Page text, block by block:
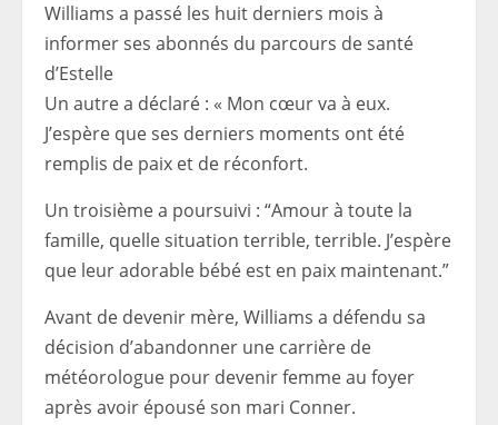
Williams a passé les huit derniers mois à
informer ses abonnés du parcours de santé
d’Estelle
Un autre a déclaré : « Mon cœur va à eux.
J’espère que ses derniers moments ont été
remplis de paix et de réconfort.
Un troisième a poursuivi : “Amour à toute la
famille, quelle situation terrible, terrible. J’espère
que leur adorable bébé est en paix maintenant.”
Avant de devenir mère, Williams a défendu sa
décision d’abandonner une carrière de
météorologue pour devenir femme au foyer
après avoir épousé son mari Conner.